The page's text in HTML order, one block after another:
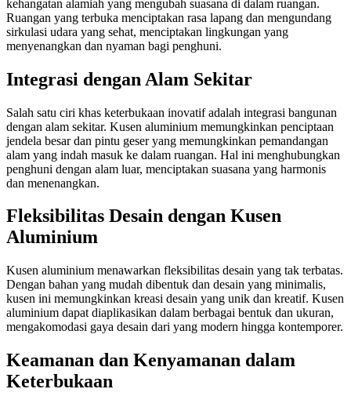
kehangatan alamiah yang mengubah suasana di dalam ruangan.
Ruangan yang terbuka menciptakan rasa lapang dan mengundang
sirkulasi udara yang sehat, menciptakan lingkungan yang
menyenangkan dan nyaman bagi penghuni.
Integrasi dengan Alam Sekitar
Salah satu ciri khas keterbukaan inovatif adalah integrasi bangunan
dengan alam sekitar. Kusen aluminium memungkinkan penciptaan
jendela besar dan pintu geser yang memungkinkan pemandangan
alam yang indah masuk ke dalam ruangan. Hal ini menghubungkan
penghuni dengan alam luar, menciptakan suasana yang harmonis
dan menenangkan.
Fleksibilitas Desain dengan Kusen
Aluminium
Kusen aluminium menawarkan fleksibilitas desain yang tak terbatas.
Dengan bahan yang mudah dibentuk dan desain yang minimalis,
kusen ini memungkinkan kreasi desain yang unik dan kreatif. Kusen
aluminium dapat diaplikasikan dalam berbagai bentuk dan ukuran,
mengakomodasi gaya desain dari yang modern hingga kontemporer.
Keamanan dan Kenyamanan dalam
Keterbukaan